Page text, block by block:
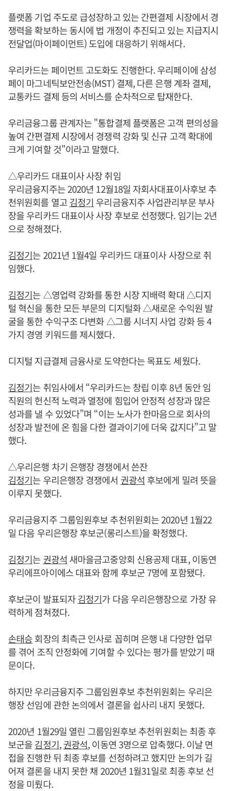
플랫폼 기업 주도로 급성장하고 있는 간편결제 시장에서 경
쟁력을 확보하는 동시에 법 개정이 추진되고 있는 지급지시
전달업(마이페이먼트) 도입에 대응하기 위해서다.
우리카드는 페이먼트 고도화도 진행한다. 우리페이에 삼성
페이 마그네틱보안전송(MST) 결제, 다른 은행 계좌 결제,
교통카드 결제 등의 서비스를 순차적으로 탑재한다.
우리금융그룹 관계자는 "통합결제 플랫폼은 고객 편의성을
높여 간편결제 시장에서 경쟁력 강화 및 신규 고객 확대에
크게 기여할 것"이라고 말했다.
△우리카드 대표이사 사장 취임
우리금융지주는 2020년 12월18일 자회사대표이사후보 추
천위원회를 열고김정기 우리금융지주 사업관리부문 부사
장을 우리카드 대표이사 사장 후보로 선정했다. 임기는 2년
으로 정해졌다.
김정기는 2021년 1월4일 우리카드 대표이사 사장으로 취
임했다.
김정기는 △영업력 강화를 통한 시장 지배력 확대 △디지
털 혁신을 통한 모든 부문의 디지털화 △새로운 수익원 발
굴을 통한 수익구조 다변화 △그룹 시너지 사업 강화 등 4
가지 경영 키워드를 제시했다.
디지털 지급결제 금융사로 도약한다는 목표도 세웠다.
김정기는 취임사에서 “우리카드는 창립 이후 8년 동안 임
직원의 헌신적 노력과 열정에 힘입어 안정적 성장과 많은
성과를 낼 수 있었다”며 “이는 노사가 한마음으로 회사의
성장과 발전에 온 힘을 다한 결과이기에 더욱 값지다”고 말
했다.
△우리은행 차기 은행장 경쟁에서 쓴잔
김정기는 우리은행장 경쟁에서 권광석 후보에게 밀려 뜻을
이루지 못했다.
우리금융지주 그룹임원후보 추천위원회는 2020년 1월22
일 다음 우리은행장 후보군(롱리스트)을 확정했다.
김정기는 권광석 새마을금고중앙회 신용공제 대표, 이동연
우리에프아이에스 대표와 함께 후보군 7명에 포함됐다.
후보군이 발표되자김정기가 다음 우리은행장으로 가장 유
력하게 점쳐졌다.
손태승회장의 최측근 인사로 꼽히며 은행 내 다양한 업무
를 겪어 조직 안정화에 기여할 수 있다는 평가를 받았기 때
문이다.
하지만 우리금융지주 그룹임원후보 추천위원회는 우리은
행장 선임에 관한 논의에서 결론을 쉽사리 내지 못했다.
2020년 1월29일 열린 그룹임원후보 추천위원회는 최종 후
보군을김정기,권광석, 이동연 3명으로 압축했다. 이날 면
접을 진행한 뒤 최종 후보를 선정하려고 했지만 논의가 길
어져 결론을 내지 못한 채 2020년 1월31일로 최종 후보 선
정을 미뤘다.